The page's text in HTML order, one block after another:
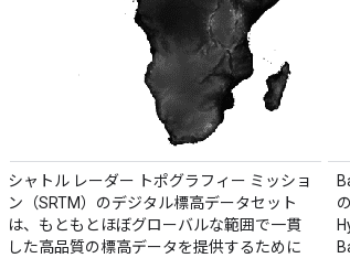
シャトル レーダー トポグラフィー ミッショ
ン（SRTM）のデジタル標高データセット
は、もともとほぼグローバルな範囲で一貫
した高品質の標高データを提供するために